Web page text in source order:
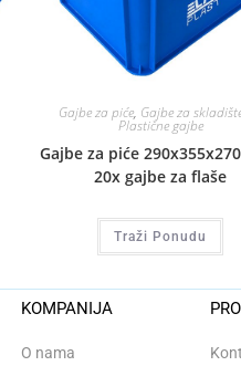
Gajbe za piće, Gajbe za
Plastične gajbe
Gajbe za piće
20x gajbe za flaše
Traži Ponudu
KOMPANIJA
O nama